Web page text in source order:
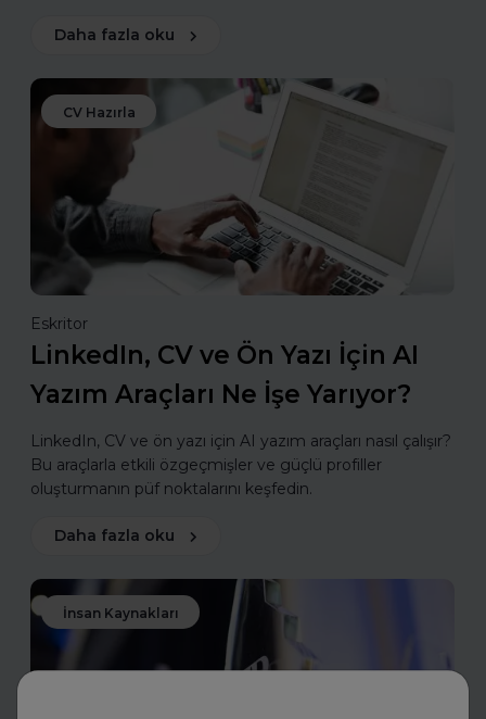
Daha fazla oku
CV Hazırla
Eskritor
LinkedIn, CV ve Ön Yazı İçin AI
Yazım Araçları Ne İşe Yarıyor?
LinkedIn, CV ve ön yazı için AI yazım araçları nasıl çalışır?
Bu araçlarla etkili özgeçmişler ve güçlü profiller
oluşturmanın püf noktalarını keşfedin.
Daha fazla oku
İnsan Kaynakları